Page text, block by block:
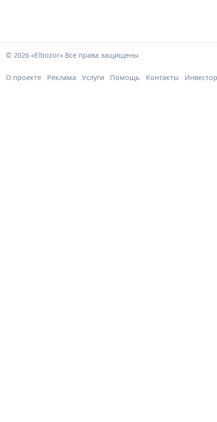
© 2026 «Elbozor» Все права защищены
О проекте Реклама Услуги Помощь Контакты